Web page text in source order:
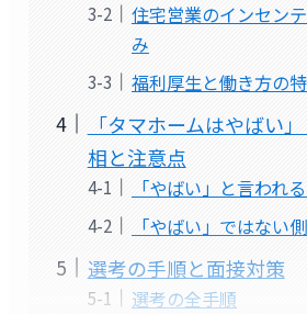
住宅営業のインセン
み
福利厚生と働き方の
「タマホームはやばい
相と注意点
「やばい」と言われ
「やばい」ではない
選考の手順と面接対策
選考の全手順